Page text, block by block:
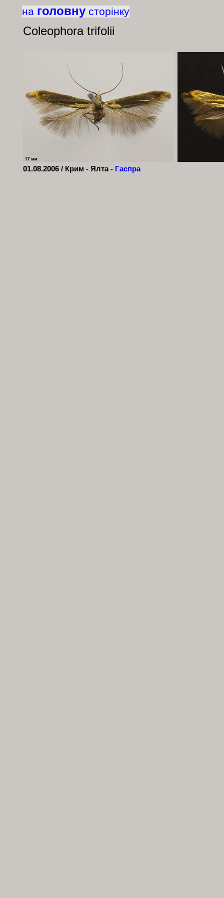
на головну сторінку
Coleophora trifolii
01.08.2006 / Крим - Ялта - Гаспра